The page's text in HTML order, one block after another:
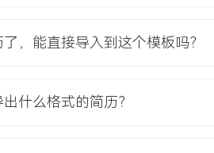
接口测试，脚本维护成本降低XXX%，用
，能直接导入到这个模板吗？
什么格式的简历？